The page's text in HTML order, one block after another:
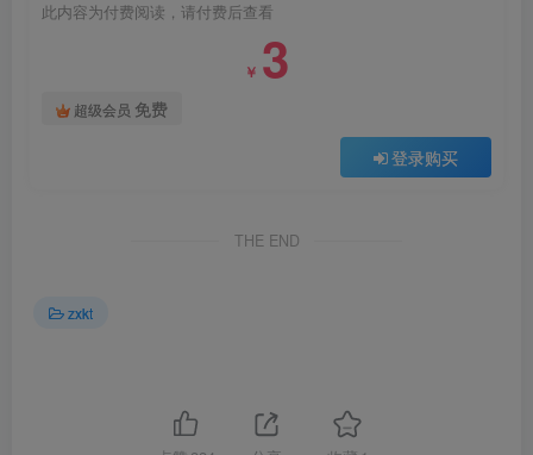
此内容为付费阅读，请付费后查看
￥ 3
超级会员 免费
登录购买
THE END
zxkt